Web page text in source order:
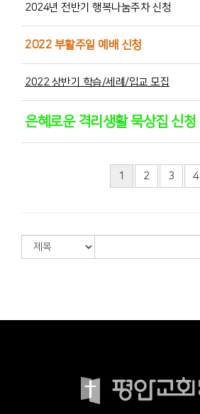
2024년 전반기 행복나눔주차 신청
2022 부활주일 예배 신청
2022 상반기 학습/세례/입교 모집
은혜로운 격리생활 묵상집 신청
1 2 3 4